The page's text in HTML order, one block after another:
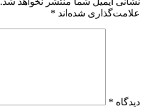
علامت‌گذاری شده‌اند *
دیدگاه *